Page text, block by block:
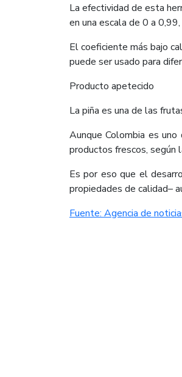
La efectividad de esta
en una escala de 0 a
El coeficiente más bajo
puede ser usado para
Producto apetecido
La piña es una de las
Aunque Colombia es
productos frescos, según
Es por eso que el
propiedades de calidad–
Fuente: Agencia de